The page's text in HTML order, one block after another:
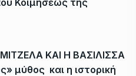
ΚΑΙ Η ΒΑΣΙΛΙΣΣΑ
μύθος και η ιστορική